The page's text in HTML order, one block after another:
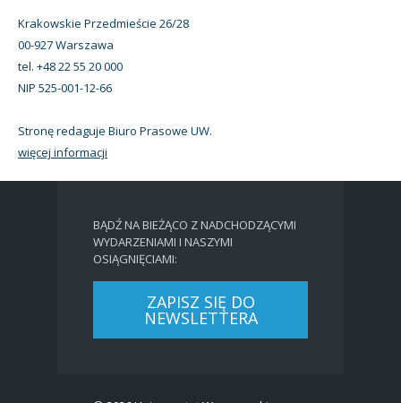
Krakowskie Przedmieście 26/28
00-927 Warszawa
tel. +48 22 55 20 000
NIP 525-001-12-66
Stronę redaguje Biuro Prasowe UW.
więcej informacji
BĄDŹ NA BIEŻĄCO Z NADCHODZĄCYMI
WYDARZENIAMI I NASZYMI
OSIĄGNIĘCIAMI:
ZAPISZ SIĘ DO
NEWSLETTERA